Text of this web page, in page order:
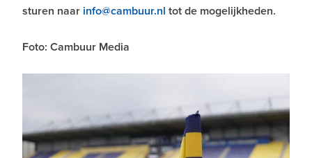
sturen naar info@cambuur.nl tot de mogelijkheden.
Foto: Cambuur Media